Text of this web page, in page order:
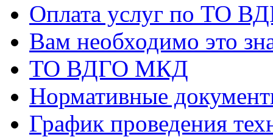
Оплата услуг по ТО
Вам необходимо это
ТО ВДГО МКД
Нормативные
График проведения